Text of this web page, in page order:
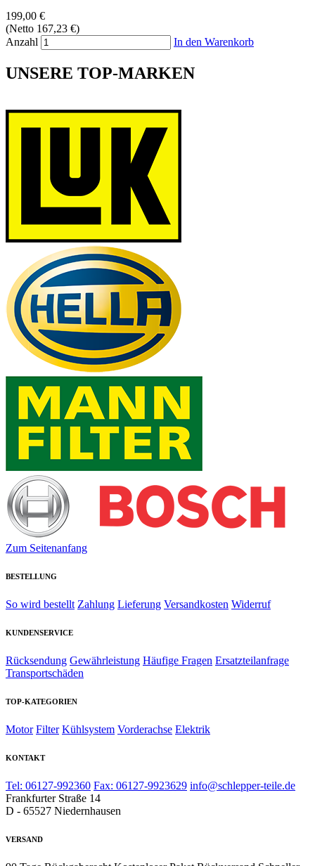
199,00 €
(Netto 167,23 €)
Anzahl
In den Warenkorb
UNSERE TOP-MARKEN
Zum Seitenanfang
BESTELLUNG
So wird bestellt Zahlung Lieferung Versandkosten Widerruf
KUNDENSERVICE
Rücksendung Gewährleistung Häufige Fragen Ersatzteilanfrage
Transportschäden
TOP-KATEGORIEN
Motor Filter Kühlsystem Vorderachse Elektrik
KONTAKT
Tel: 06127-992360 Fax: 06127-9923629 info@schlepper-teile.de
Frankfurter Straße 14
D - 65527 Niedernhausen
VERSAND